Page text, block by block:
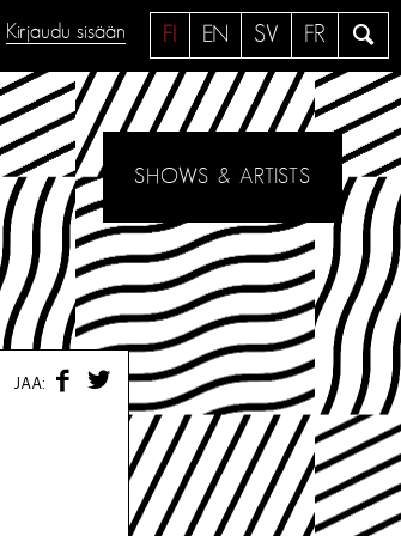
a
e
FI EN SV FR
Kirjaudu sisään
SHOWS & ARTISTS
JAA:
F
W